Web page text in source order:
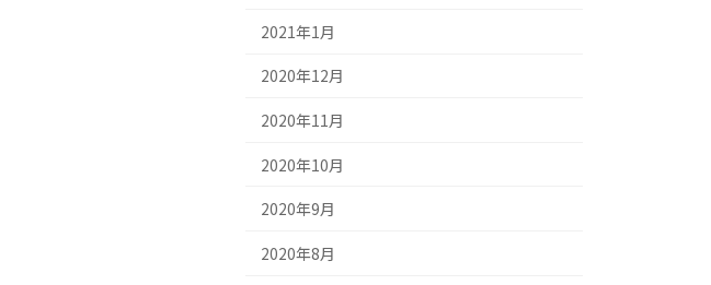
2021年1月
2020年12月
2020年11月
2020年10月
2020年9月
2020年8月